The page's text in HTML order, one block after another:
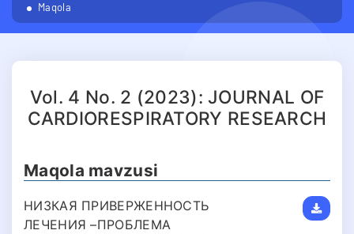
Maqola
Vol. 4 No. 2 (2023): JOURNAL OF
CARDIORESPIRATORY RESEARCH
Maqola mavzusi
НИЗКАЯ ПРИВЕРЖЕННОСТЬ
ЛЕЧЕНИЯ –ПРОБЛЕМА